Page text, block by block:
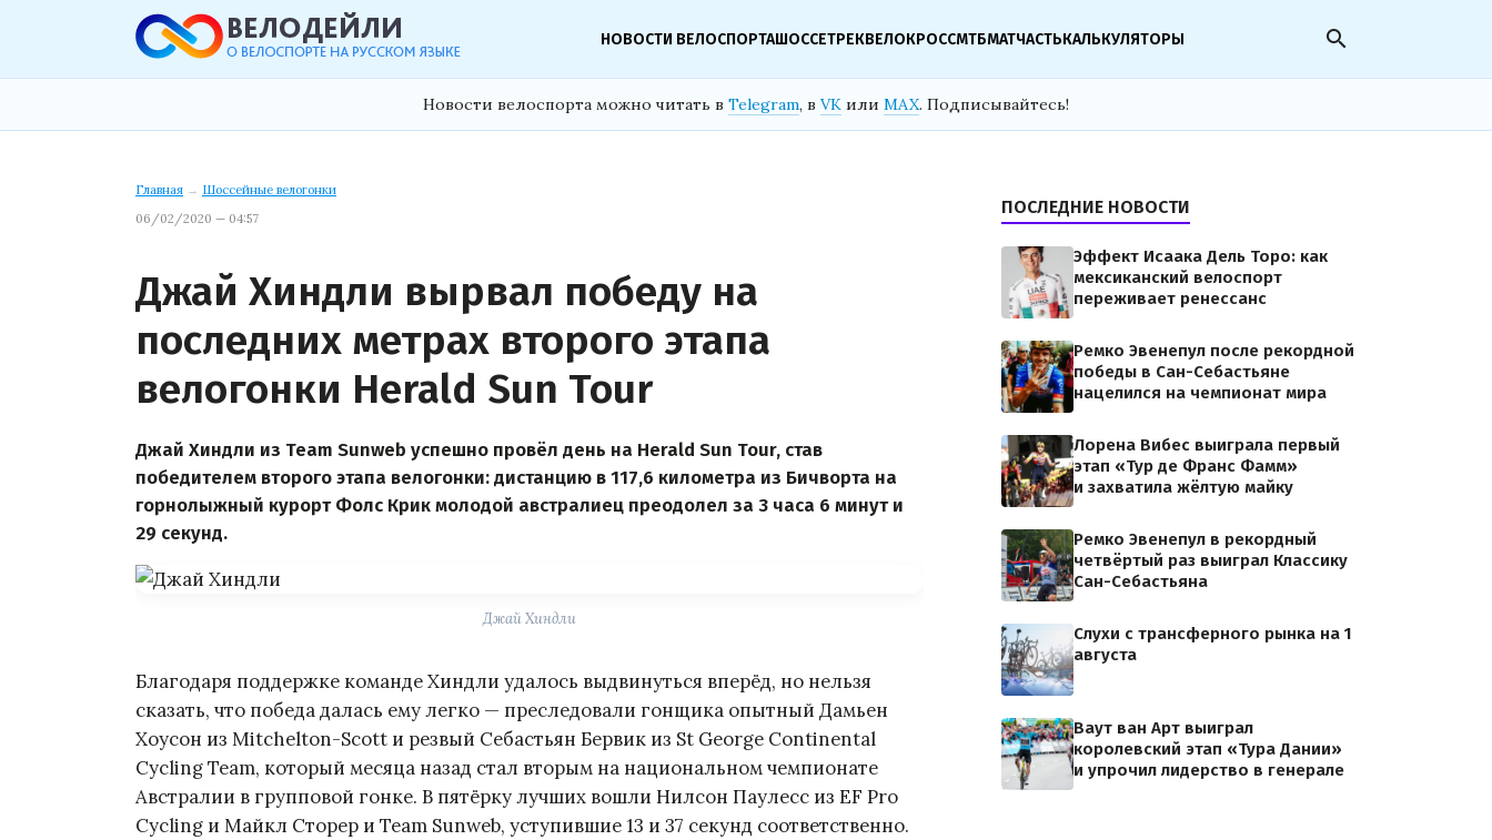
НОВОСТИ ВЕЛОСПОРТАШОССЕТРЕКВЕЛОКРОССМТБМАТЧАСТЬКАЛЬКУЛЯТОРЫ search
Новости велоспорта можно читать в Telegram, в VK или MAX. Подписывайтесь!
Главная → Шоссейные велогонки
06/02/2020 — 04:57
Джай Хиндли вырвал победу на
последних метрах второго этапа
велогонки Herald Sun Tour
Джай Хиндли из Team Sunweb успешно провёл день на Herald Sun Tour, став
победителем второго этапа велогонки: дистанцию в 117,6 километра из Бичворта на
горнолыжный курорт Фолс Крик молодой австралиец преодолел за 3 часа 6 минут и
29 секунд.
Джай Хиндли
Благодаря поддержке команде Хиндли удалось выдвинуться вперёд, но нельзя
сказать, что победа далась ему легко — преследовали гонщика опытный Дамьен
Хоусон из Mitchelton-Scott и резвый Себастьян Бервик из St George Continental
Cycling Team, который месяца назад стал вторым на национальном чемпионате
Австралии в групповой гонке. В пятёрку лучших вошли Нилсон Паулесс из EF Pro
Cycling и Майкл Сторер и Team Sunweb, уступившие 13 и 37 секунд соответственно.
ПОСЛЕДНИЕ НОВОСТИ
Эффект Исаака Дель Торо: как
мексиканский велоспорт
переживает ренессанс
Ремко Эвенепул после рекордной
победы в Сан-Себастьяне
нацелился на чемпионат мира
Лорена Вибес выиграла первый
этап «Тур де Франс Фамм»
и захватила жёлтую майку
Ремко Эвенепул в рекордный
четвёртый раз выиграл Классику
Сан-Себастьяна
Слухи с трансферного рынка на 1
августа
Ваут ван Арт выиграл
королевский этап «Тура Дании»
и упрочил лидерство в генерале